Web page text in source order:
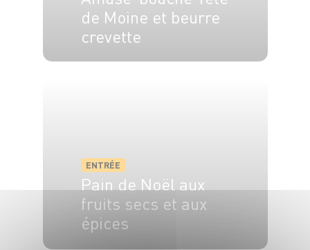
de Moine et beurre
crevette
ENTRÉE
Pain de Noël aux
fruits secs et aux
épices